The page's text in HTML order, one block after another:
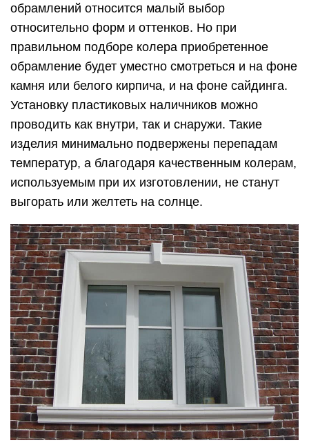
обрамлений относится малый выбор
относительно форм и оттенков. Но при
правильном подборе колера приобретенное
обрамление будет уместно смотреться и на фоне
камня или белого кирпича, и на фоне сайдинга.
Установку пластиковых наличников можно
проводить как внутри, так и снаружи. Такие
изделия минимально подвержены перепадам
температур, а благодаря качественным колерам,
используемым при их изготовлении, не станут
выгорать или желтеть на солнце.